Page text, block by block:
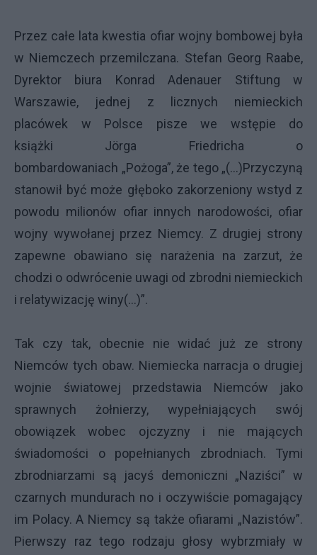
Przez całe lata kwestia ofiar wojny bombowej była
w Niemczech przemilczana. Stefan Georg Raabe,
Dyrektor biura Konrad Adenauer Stiftung w
Warszawie, jednej z licznych niemieckich
placówek w Polsce pisze we wstępie do
książki Jörga Friedricha o
bombardowaniach „Pożoga”, że tego „(…)Przyczyną
stanowił być może głęboko zakorzeniony wstyd z
powodu milionów ofiar innych narodowości, ofiar
wojny wywołanej przez Niemcy. Z drugiej strony
zapewne obawiano się narażenia na zarzut, że
chodzi o odwrócenie uwagi od zbrodni niemieckich
i relatywizację winy(…)”.
Tak czy tak, obecnie nie widać już ze strony
Niemców tych obaw. Niemiecka narracja o drugiej
wojnie światowej przedstawia Niemców jako
sprawnych żołnierzy, wypełniających swój
obowiązek wobec ojczyzny i nie mających
świadomości o popełnianych zbrodniach. Tymi
zbrodniarzami są jacyś demoniczni „Naziści” w
czarnych mundurach no i oczywiście pomagający
im Polacy. A Niemcy są także ofiarami „Nazistów”.
Pierwszy raz tego rodzaju głosy wybrzmiały w